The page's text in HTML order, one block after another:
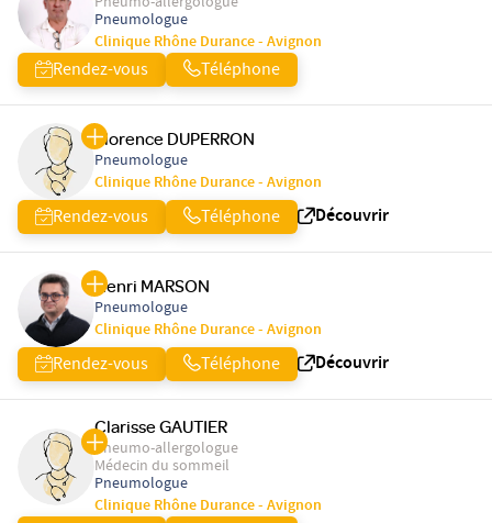
Pneumologue
Clinique Rhône Durance - Avignon
Rendez-vous Téléphone
Florence DUPERRON
Pneumologue
Clinique Rhône Durance - Avignon
Rendez-vous Téléphone Découvrir
Henri MARSON
Pneumologue
Clinique Rhône Durance - Avignon
Rendez-vous Téléphone Découvrir
Clarisse GAUTIER
Pneumo-allergologue
Médecin du sommeil
Pneumologue
Clinique Rhône Durance - Avignon